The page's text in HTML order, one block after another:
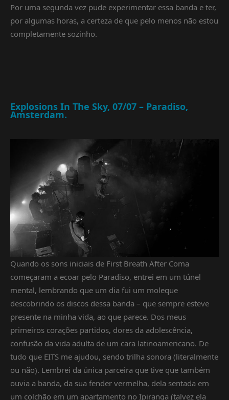
Por uma segunda vez pude experimentar essa banda e ter,
por algumas horas, a certeza de que pelo menos não estou
completamente sozinho.
Explosions In The Sky, 07/07 – Paradiso,
Amsterdam.
Quando os sons iniciais de First Breath After Coma
começaram a ecoar pelo Paradiso, entrei em um túnel
mental, lembrando que um dia fui um moleque
descobrindo os discos dessa banda – que sempre esteve
presente na minha vida, ao que parece. Dos meus
primeiros corações partidos, dores da adolescência,
confusão da vida adulta de um cara latinoamericano. De
tudo que EITS me ajudou, sendo trilha sonora (literalmente
ou não). Lembrei da única parceira que tive que também
ouvia a banda, da sua fender vermelha, dela sentada em
um colchão em um apartamento no Ipiranga (talvez ela